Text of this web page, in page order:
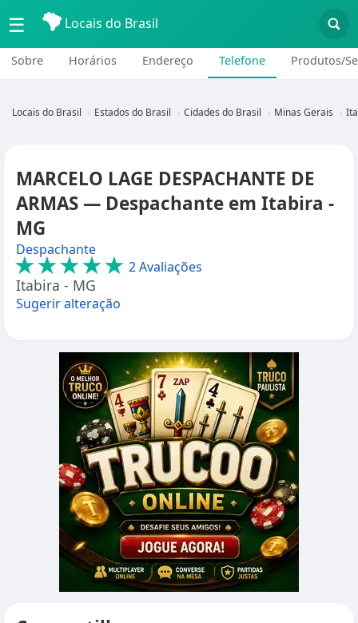
☰ Locais do Brasil
Sobre Horários Endereço Telefone Produtos/
Locais do Brasil Estados do Brasil Cidades do Brasil Minas Gerais
MARCELO LAGE DESPACHANTE DE
ARMAS — Despachante em Itabira -
MG
Despachante
★★★★★ 2 Avaliações
Itabira - MG
Sugerir alteração